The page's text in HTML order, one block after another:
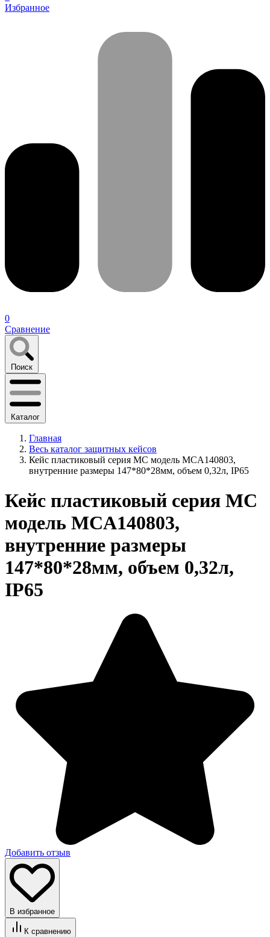
Избранное
0
Сравнение
Поиск
Каталог
Главная
Весь каталог защитных кейсов
Кейс пластиковый серия МС модель MCA140803,
внутренние размеры 147*80*28мм, объем 0,32л, IP65
Кейс пластиковый серия МС
модель MCA140803,
внутренние размеры
147*80*28мм, объем 0,32л,
IP65
Добавить отзыв
В избранное
К сравнению